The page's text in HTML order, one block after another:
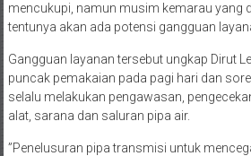
mencukupi, namun musim kemarau yang
tentunya akan ada potensi gangguan
Gangguan layanan tersebut ungkap Dirut
puncak pemakaian pada pagi hari dan
selalu melakukan pengawasan,
alat, sarana dan saluran pipa air.
”Penelusuran pipa transmisi untuk